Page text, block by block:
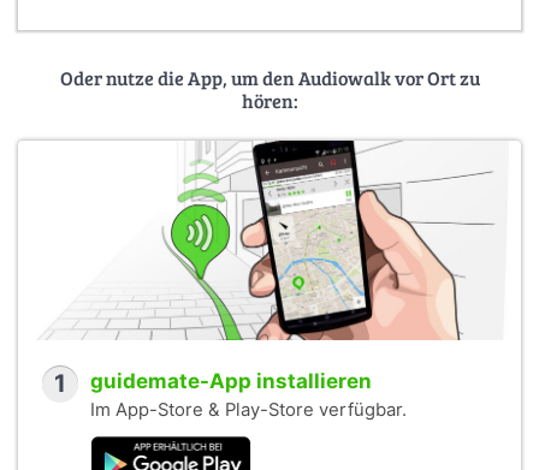
Oder nutze die App, um den Audiowalk vor Ort zu
hören:
1 guidemate-App installieren
Im App-Store & Play-Store verfügbar.